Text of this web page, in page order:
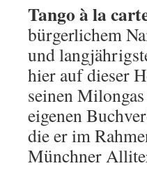
Tango à la
bürgerlichem
und
hier auf dieser
seinen
eigenen
die er im
Münchner